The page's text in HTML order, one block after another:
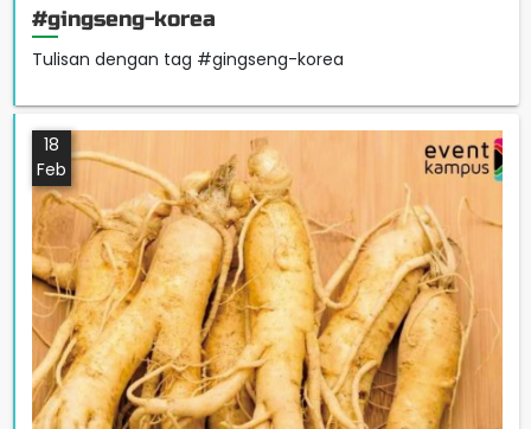
#gingseng-korea
Tulisan dengan tag #gingseng-korea
18
Feb